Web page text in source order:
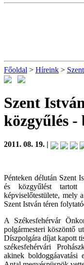
Főoldal > Híreink >
Szent
közgyűlés -
2011. 08. 19. |
Pénteken délután Szent
és közgyűlést tartott
képviselőtestülete, mely
Szent István téren
A Székesfehérvár
polgármesteri köszöntő
Díszpolgára díjat kapott
székesfehérvári
akinek boldoggáavatási